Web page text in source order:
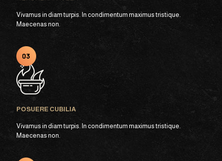
Vivamus in diam turpis. In condimentum maximus tristique.
Maecenas non.
POSUERE CUBILIA
Vivamus in diam turpis. In condimentum maximus tristique.
Maecenas non.